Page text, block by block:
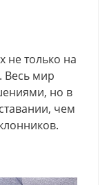
не только на
Весь мир
но в
чем